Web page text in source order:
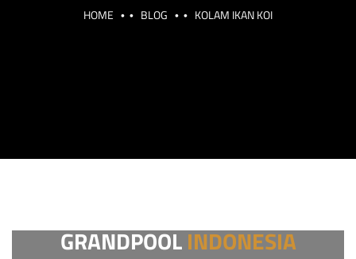
HOME BLOG KOLAM IKAN KOI
GRANDPOOLINDONESIA